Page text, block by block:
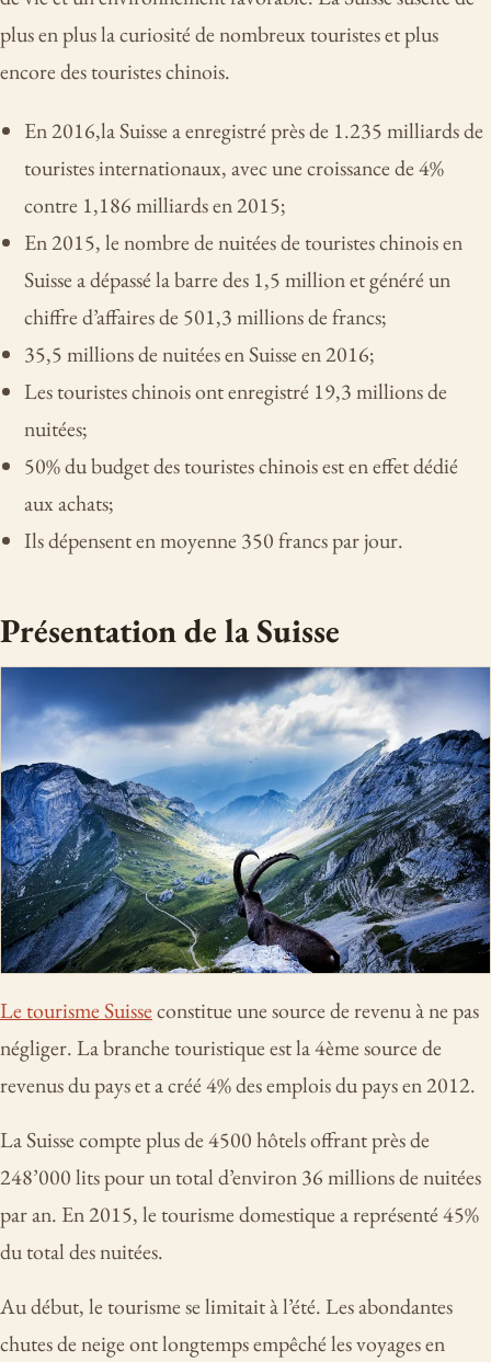
plus en plus la curiosité de nombreux touristes et plus
encore des touristes chinois.
En 2016,la Suisse a enregistré près de 1.235 milliards de
touristes internationaux, avec une croissance de 4%
contre 1,186 milliards en 2015;
En 2015, le nombre de nuitées de touristes chinois en
Suisse a dépassé la barre des 1,5 million et généré un
chiffre d’affaires de 501,3 millions de francs;
35,5 millions de nuitées en Suisse en 2016;
Les touristes chinois ont enregistré 19,3 millions de
nuitées;
50% du budget des touristes chinois est en effet dédié
aux achats;
Ils dépensent en moyenne 350 francs par jour.
Présentation de la Suisse
Le tourisme Suisseconstitue une source de revenu à ne pas
négliger. La branche touristique est la 4ème source de
revenus du pays et a créé 4% des emplois du pays en 2012.
La Suisse compte plus de 4500 hôtels offrant près de
248’000 lits pour un total d’environ 36 millions de nuitées
par an. En 2015, le tourisme domestique a représenté 45%
du total des nuitées.
Au début, le tourisme se limitait à l’été. Les abondantes
chutes de neige ont longtemps empêché les voyages en